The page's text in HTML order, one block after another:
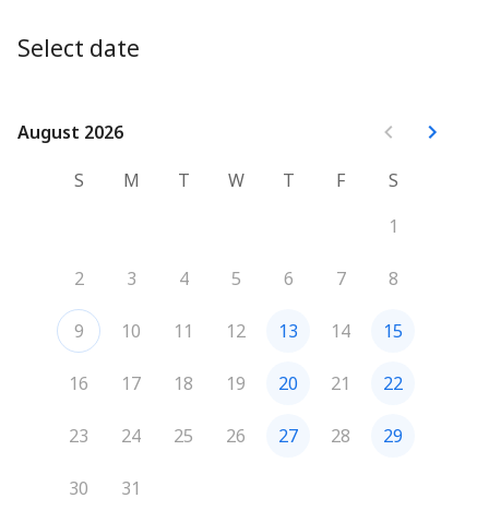
Whats App (06.24.49.05.19), nous choisirons ensemble
une date et une heure qui te conviendront.
Select date
August 2026
August 2026
S
M T W T F
S
1
2 3 4 5 6 7 8
9 10 11 12 13 14 15
16 17 18 19 20 21 22
23 24 25 26 27 28 29
30 31